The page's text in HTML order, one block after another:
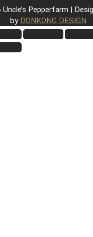
Pepperfarm |
by DONKONG DESIGN